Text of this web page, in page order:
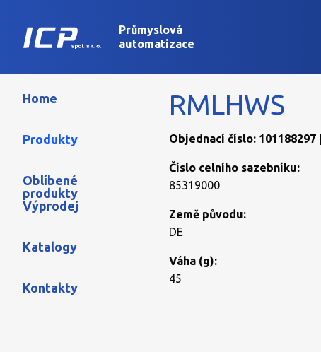
Průmyslová
automatizace
Home
Produkty
Oblíbené
produkty
Výprodej
Katalogy
Kontakty
RMLHWS
Objednací číslo:
Číslo celního sazebníku:
85319000
Země původu:
DE
Váha (g):
45